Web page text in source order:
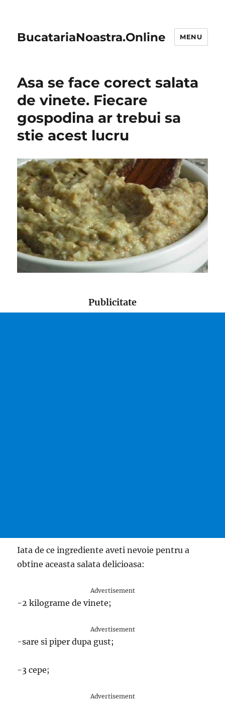
BucatariaNoastra.Online MENU
Asa se face corect salata
de vinete. Fiecare
gospodina ar trebui sa
stie acest lucru
Publicitate
Iata de ce ingrediente aveti nevoie pentru a
obtine aceasta salata delicioasa:
Advertisement
-2 kilograme de vinete;
Advertisement
-sare si piper dupa gust;
-3 cepe;
Advertisement